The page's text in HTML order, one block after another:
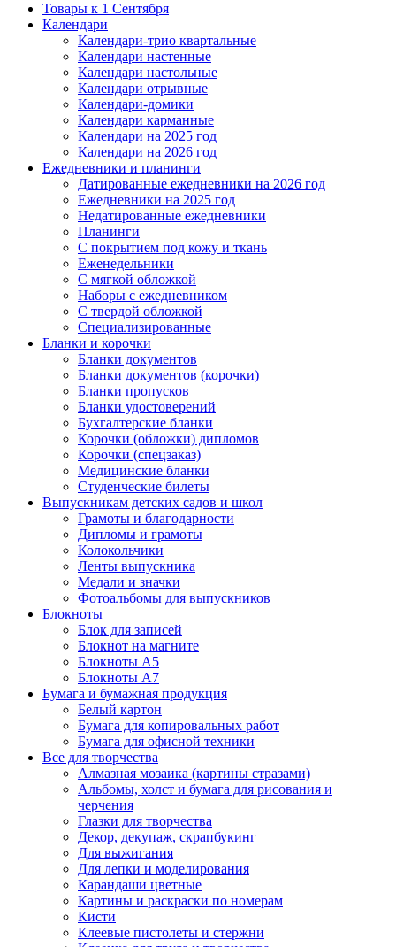
Товары к 1 Сентября
Календари
Календари-трио квартальные
Календари настенные
Календари настольные
Календари отрывные
Календари-домики
Календари карманные
Календари на 2025 год
Календари на 2026 год
Ежедневники и планинги
Датированные ежедневники на 2026 год
Ежедневники на 2025 год
Недатированные ежедневники
Планинги
С покрытием под кожу и ткань
Еженедельники
С мягкой обложкой
Наборы с ежедневником
С твердой обложкой
Специализированные
Бланки и корочки
Бланки документов
Бланки документов (корочки)
Бланки пропусков
Бланки удостоверений
Бухгалтерские бланки
Корочки (обложки) дипломов
Корочки (спецзаказ)
Медицинские бланки
Студенческие билеты
Выпускникам детских садов и школ
Грамоты и благодарности
Дипломы и грамоты
Колокольчики
Ленты выпускника
Медали и значки
Фотоальбомы для выпускников
Блокноты
Блок для записей
Блокнот на магните
Блокноты А5
Блокноты А7
Бумага и бумажная продукция
Белый картон
Бумага для копировальных работ
Бумага для офисной техники
Все для творчества
Алмазная мозаика (картины стразами)
Альбомы, холст и бумага для рисования и
черчения
Глазки для творчества
Декор, декупаж, скрапбукинг
Для выжигания
Для лепки и моделирования
Карандаши цветные
Картины и раскраски по номерам
Кисти
Клеевые пистолеты и стержни